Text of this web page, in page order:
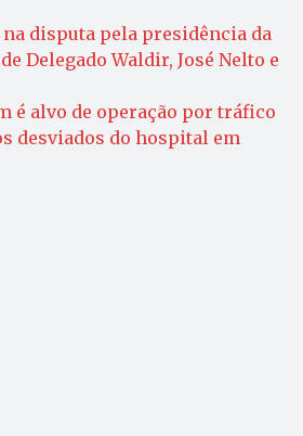
disputa pela presidência da
Delegado Waldir, José Nelto e
é alvo de operação por tráfico
desviados do hospital em